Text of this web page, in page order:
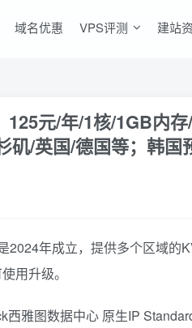
域名优惠 VPS评测 建站
125元/年/1核/1GB内
矶/英国/德国等；韩国
2024年成立，提供多个区域
用升级。
西雅图数据中心 原生IP